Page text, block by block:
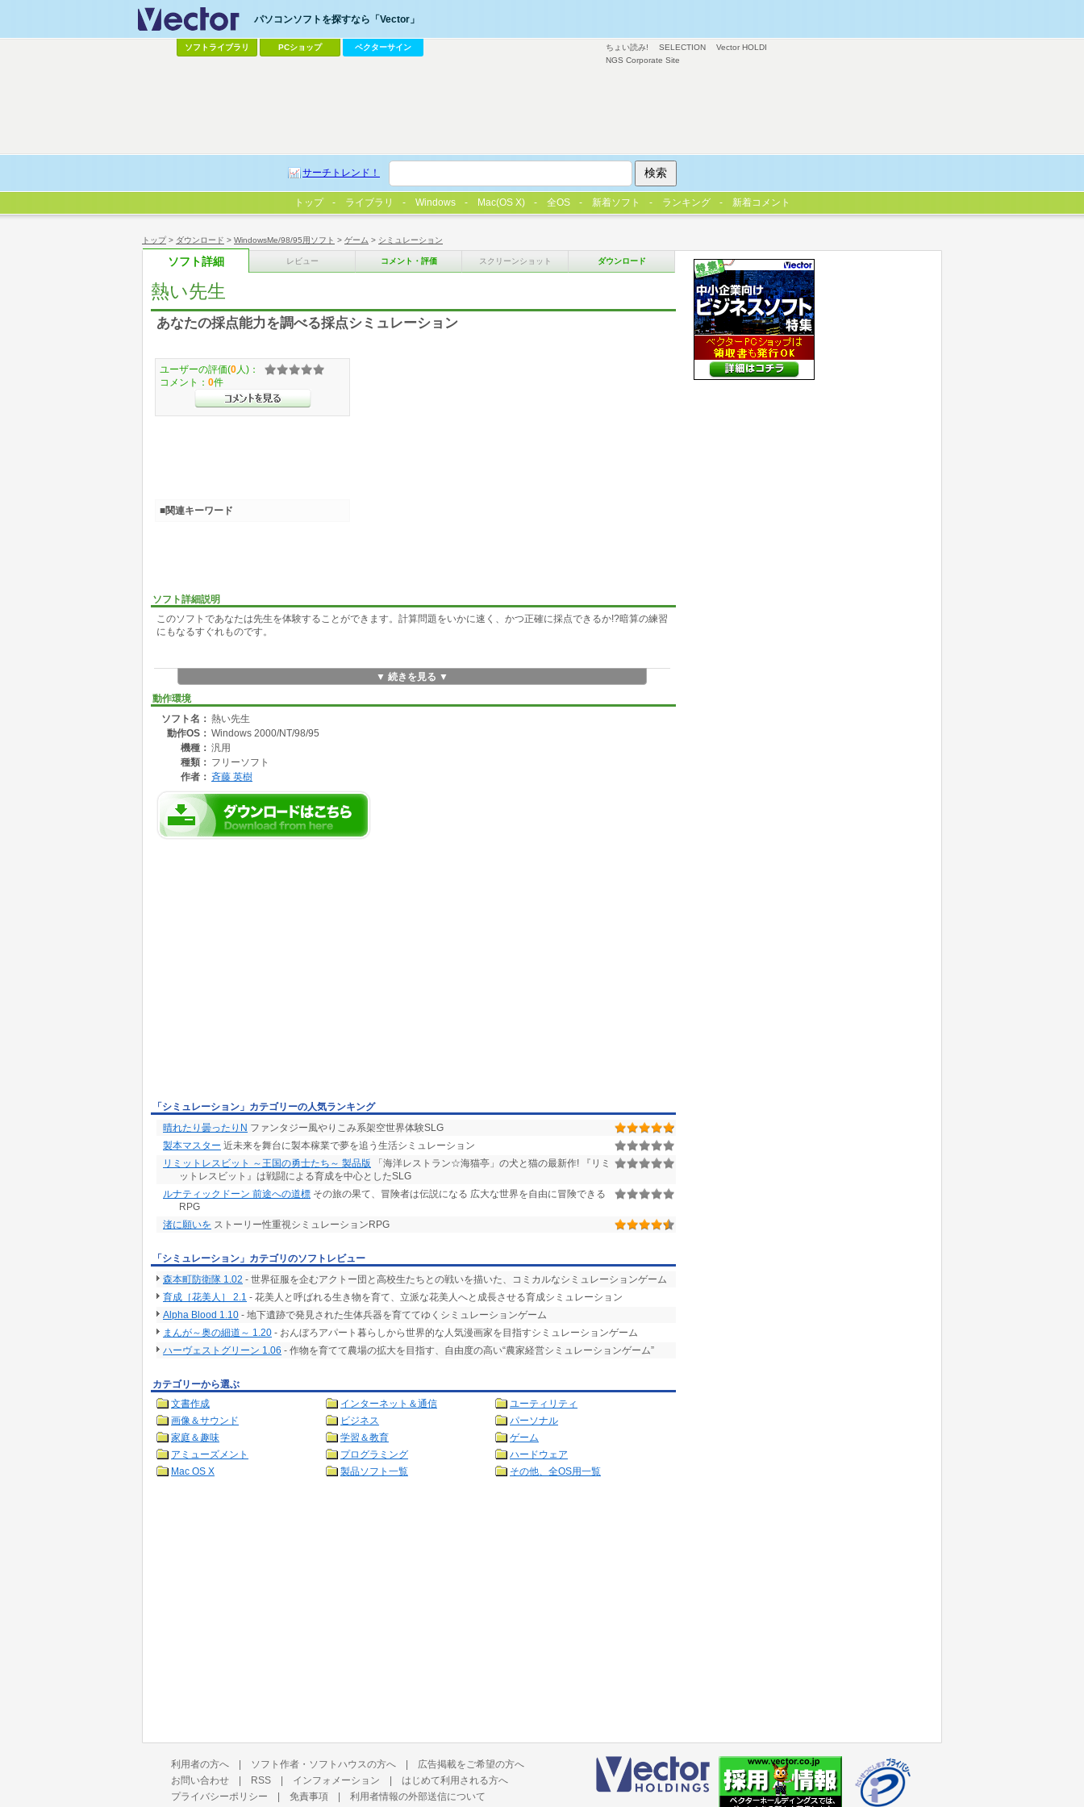
トップ> ダウンロード > WindowsMe/98/95用ソフト > ゲーム > シミュレーション
ソフト詳細 レビュー コメント・評価 スクリーンショット ダウンロード
熱い先生
あなたの採点能力を調べる採点シミュレーション
ソフト詳細説明
このソフトであなたは先生を体験することができます。計算問題をいかに速く、かつ正確に採点できるか!?暗算の練習
にもなるすぐれものです。
▼ 続きを見る ▼
動作環境
ソフト名： 熱い先生
動作OS： Windows 2000/NT/98/95
機種： 汎用
種類： フリーソフト
作者： 斉藤 英樹
ユーザーの評価(0 人)：
コメント： 0件
■関連キーワード
「シミュレーション」カテゴリーの人気ランキング
晴れたり曇ったりN ファンタジー風やりこみ系架空世界体験SLG
製本マスター 近未来を舞台に製本稼業で夢を追う生活シミュレーション
リミットレスビット ～王国の勇士たち～ 製品版 「海洋レストラン☆海猫亭」の犬と猫の最新作! 『リミ
ットレスビット』は戦闘による育成を中心としたSLG
ルナティックドーン 前途への道標 その旅の果て、冒険者は伝説になる 広大な世界を自由に冒険できる
RPG
渚に願いを ストーリー性重視シミュレーションRPG
「シミュレーション」カテゴリのソフトレビュー
森本町防衛隊 1.02 - 世界征服を企むアクトー団と高校生たちとの戦いを描いた、コミカルなシミュレーションゲーム
育成［花美人］ 2.1 - 花美人と呼ばれる生き物を育て、立派な花美人へと成長させる育成シミュレーション
Alpha Blood 1.10 - 地下遺跡で発見された生体兵器を育ててゆくシミュレーションゲーム
まんが～奥の細道～ 1.20 - おんぼろアパート暮らしから世界的な人気漫画家を目指すシミュレーションゲーム
ハーヴェストグリーン 1.06 - 作物を育てて農場の拡大を目指す、自由度の高い“農家経営シミュレーションゲーム”
カテゴリーから選ぶ
文書作成
インターネット＆通信
ユーティリティ
画像＆サウンド
ビジネス
パーソナル
家庭＆趣味
学習＆教育
ゲーム
アミューズメント
プログラミング
ハードウェア
Mac OS X
製品ソフト一覧 その他、全OS用一覧
ちょい読み! SELECTION
Vector HOLDI
NGS Corporate Site
パソコンソフトを探すなら「Vector」
ソフトライブラリ PCショップ ベクターサイン
サーチトレンド！
トップ ライブラリ Windows Mac(OS X) 全OS 新着ソフト ランキング 新着コメント
利用者の方へ | ソフト作者・ソフトハウスの方へ | 広告掲載をご希望の方へ
お問い合わせ | RSS | インフォメーション | はじめて利用される方へ
プライバシーポリシー | 免責事項 | 利用者情報の外部送信について